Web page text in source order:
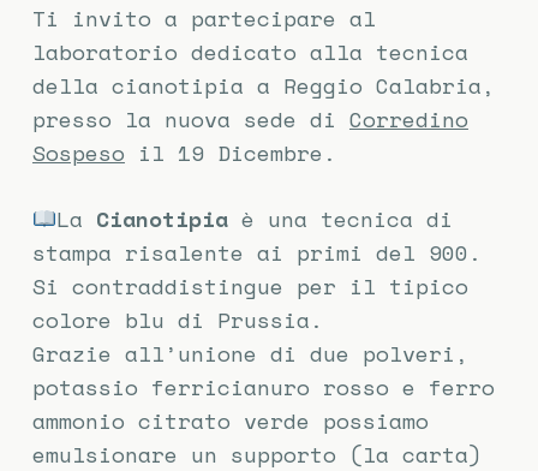
Ti invito a partecipare al
laboratorio dedicato alla tecnica
della cianotipia a Reggio Calabria,
presso la nuova sede di Corredino
Sospeso il 19 Dicembre.
La Cianotipia è una tecnica di
stampa risalente ai primi del 900.
Si contraddistingue per il tipico
colore blu di Prussia.
Grazie all’unione di due polveri,
potassio ferricianuro rosso e ferro
ammonio citrato verde possiamo
emulsionare un supporto (la carta)